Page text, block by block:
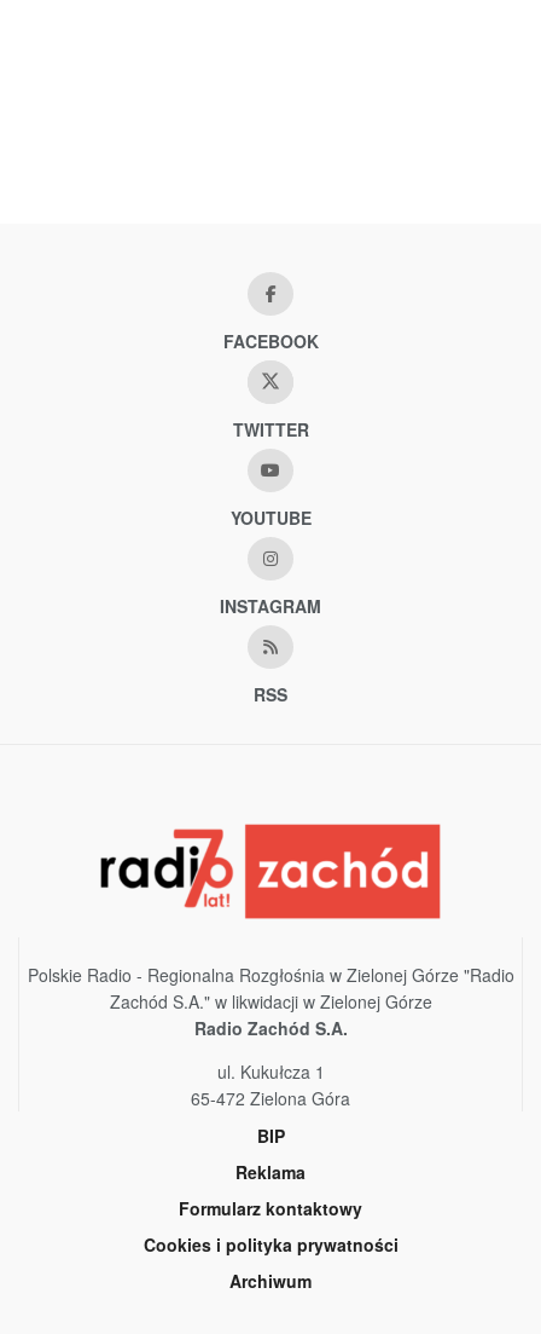
FACEBOOK
TWITTER
YOUTUBE
INSTAGRAM
RSS
Polskie Radio - Regionalna Rozgłośnia w Zielonej Górze "Radio
Zachód S.A." w likwidacji w Zielonej Górze
Radio Zachód S.A.
ul. Kukułcza 1
65-472 Zielona Góra
BIP
Reklama
Formularz kontaktowy
Cookies i polityka prywatności
Archiwum